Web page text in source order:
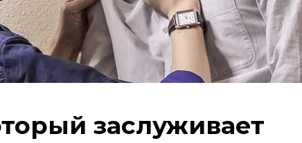
заслуживает